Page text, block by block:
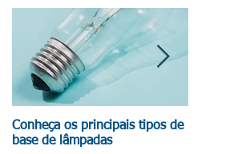
Conheça os principais tipos de
base de lâmpadas